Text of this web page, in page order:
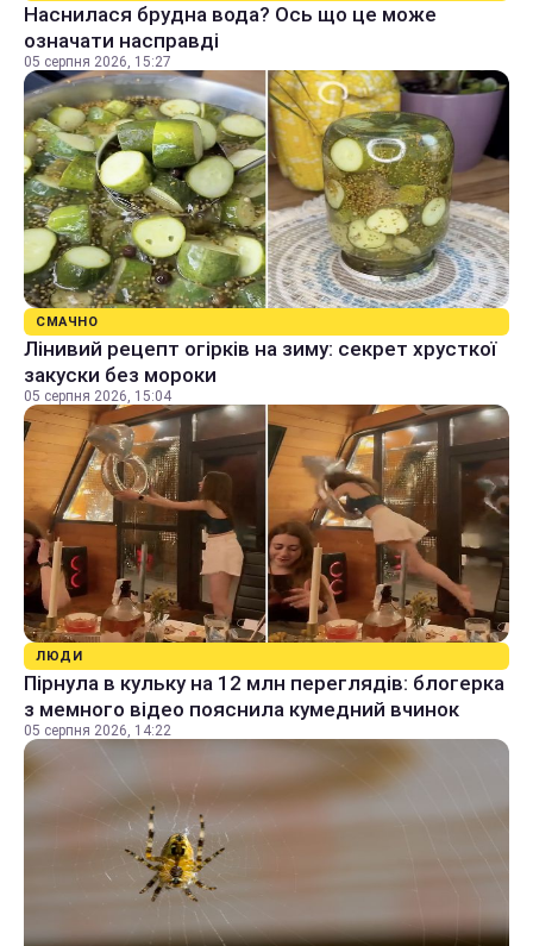
Наснилася брудна вода? Ось що це може
означати насправді
05 серпня 2026, 15:27
СМАЧНО
Лінивий рецепт огірків на зиму: секрет хрусткої
закуски без мороки
05 серпня 2026, 15:04
ЛЮДИ
Пірнула в кульку на 12 млн переглядів: блогерка
з мемного відео пояснила кумедний вчинок
05 серпня 2026, 14:22